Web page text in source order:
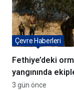
Fethiye’deki
yangınında
anında
Çevre Haberleri
3 gün önce